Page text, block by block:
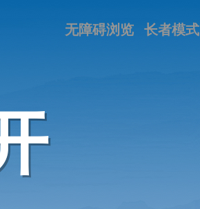
长者模式
无障碍浏览